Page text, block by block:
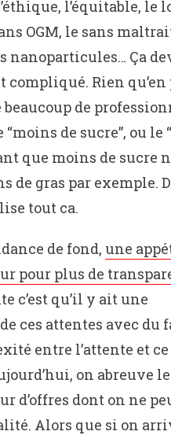
l’équitable, le
OGM, le sans
nanoparticules… Ça
compliqué. Rien
de
de sucre”, ou le
que moins de sucre
de gras par exemple.
tout ca.
de fond, une
pour plus de
c’est qu’il y ait une
ces attentes avec du
entre l’attente et ce
on abreuve le
d’offres dont on ne
Alors que si on